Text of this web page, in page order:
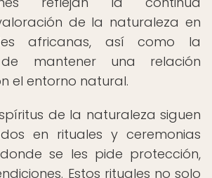
de la naturaleza en
africanas, así como la
mantener una relación
el entorno natural.
de la naturaleza siguen
en rituales y ceremonias
se les pide protección,
Estos rituales no solo